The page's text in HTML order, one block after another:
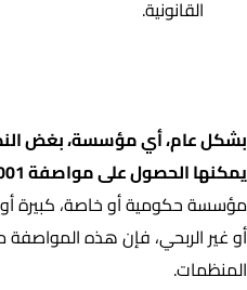
القانونية.
بشكل عام، أي مؤسسة، بغض
يمكنها الحصول على مواصفة ISO 37001 وتطبيقها.
مؤسسة حكومية أو خاصة، كبيرة
أو غير الربحي، فإن هذه
المنظمات.